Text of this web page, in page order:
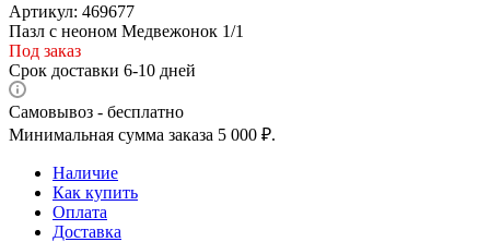
Артикул: 469677
Пазл с неоном Медвежонок 1/1
Под заказ
Срок доставки 6-10 дней
Самовывоз - бесплатно
Минимальная сумма заказа 5 000 ₽.
Наличие
Как купить
Оплата
Доставка